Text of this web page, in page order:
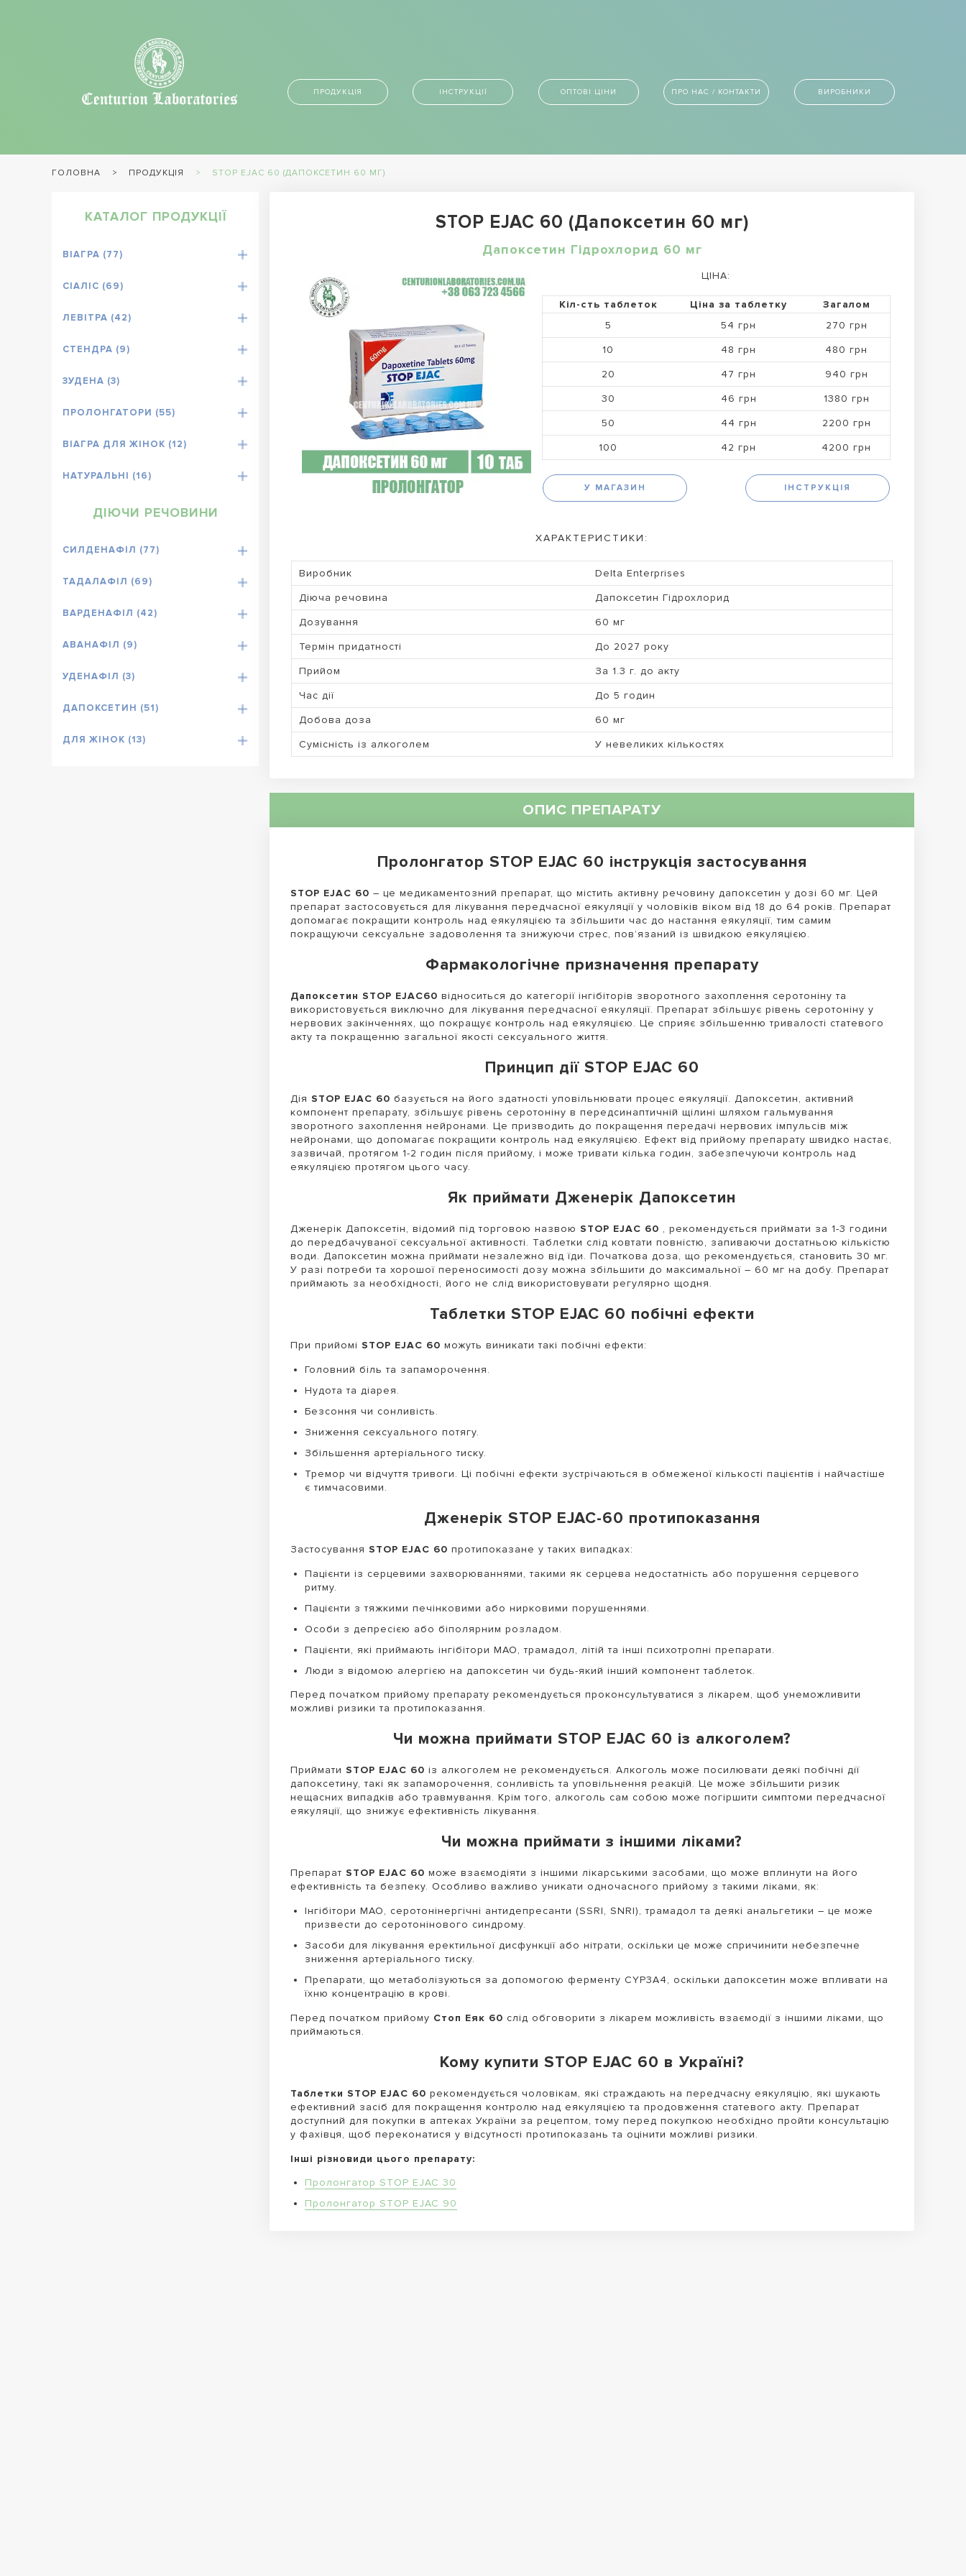
ПРОДУКЦІЯ ІНСТРУКЦІЇ ОПТОВІ ЦІНИ ПРО НАС / КОНТАКТИ ВИРОБНИКИ
ГОЛОВНА ПРОДУКЦІЯ STOP EJAC 60 (ДАПОКСЕТИН 60 МГ)
КАТАЛОГ ПРОДУКЦІЇ
ВІАГРА (77)
СІАЛІС (69)
ЛЕВІТРА (42)
СТЕНДРА (9)
ЗУДЕНА (3)
ПРОЛОНГАТОРИ (55)
ВІАГРА ДЛЯ ЖІНОК (12)
НАТУРАЛЬНІ (16)
ДІЮЧИ РЕЧОВИНИ
СИЛДЕНАФІЛ (77)
ТАДАЛАФІЛ (69)
ВАРДЕНАФІЛ (42)
АВАНАФІЛ (9)
УДЕНАФІЛ (3)
ДАПОКСЕТИН (51)
ДЛЯ ЖІНОК (13)
STOP EJAC 60 (Дапоксетин 60 мг)
Дапоксетин Гідрохлорид 60 мг
ЦІНА:
Кіл-сть таблеток Ціна за таблетку
Загалом
5
54 грн
270 грн
10
48 грн
480 грн
20
47 грн
940 грн
30
46 грн
1380 грн
50
44 грн
2200 грн
100
42 грн 4200 грн
У МАГАЗИН ІНСТРУКЦІЯ
ХАРАКТЕРИСТИКИ:
Виробник
Delta Enterprises
Діюча речовина
Дапоксетин Гідрохлорид
Дозування
60 мг
Термін придатності
До 2027 року
Прийом
За 1.3 г. до акту
Час дії
До 5 годин
Добова доза
60 мг
Сумісність із алкоголем
У невеликих кількостях
ОПИС ПРЕПАРАТУ
Пролонгатор STOP EJAC 60 інструкція застосування
STOP EJAC 60 – це медикаментозний препарат, що містить активну речовину дапоксетин у дозі 60 мг. Цей
препарат застосовується для лікування передчасної еякуляції у чоловіків віком від 18 до 64 років. Препарат
допомагає покращити контроль над еякуляцією та збільшити час до настання еякуляції, тим самим
покращуючи сексуальне задоволення та знижуючи стрес, пов’язаний із швидкою еякуляцією.
Фармакологічне призначення препарату
Дапоксетин STOP EJAC60 відноситься до категорії інгібіторів зворотного захоплення серотоніну та
використовується виключно для лікування передчасної еякуляції. Препарат збільшує рівень серотоніну у
нервових закінченнях, що покращує контроль над еякуляцією. Це сприяє збільшенню тривалості статевого
акту та покращенню загальної якості сексуального життя.
Принцип дії STOP EJAC 60
Дія STOP EJAC 60 базується на його здатності уповільнювати процес еякуляції. Дапоксетин, активний
компонент препарату, збільшує рівень серотоніну в передсинаптичній щілині шляхом гальмування
зворотного захоплення нейронами. Це призводить до покращення передачі нервових імпульсів між
нейронами, що допомагає покращити контроль над еякуляцією. Ефект від прийому препарату швидко настає,
зазвичай, протягом 1-2 годин після прийому, і може тривати кілька годин, забезпечуючи контроль над
еякуляцією протягом цього часу.
Як приймати Дженерік Дапоксетин
Дженерік Дапоксетін, відомий під торговою назвою STOP EJAC 60 , рекомендується приймати за 1-3 години
до передбачуваної сексуальної активності. Таблетки слід ковтати повністю, запиваючи достатньою кількістю
води. Дапоксетин можна приймати незалежно від їди. Початкова доза, що рекомендується, становить 30 мг.
У разі потреби та хорошої переносимості дозу можна збільшити до максимальної – 60 мг на добу. Препарат
приймають за необхідності, його не слід використовувати регулярно щодня.
Таблетки STOP EJAC 60 побічні ефекти
При прийомі STOP EJAC 60 можуть виникати такі побічні ефекти:
Головний біль та запаморочення.
Нудота та діарея.
Безсоння чи сонливість.
Зниження сексуального потягу.
Збільшення артеріального тиску.
Тремор чи відчуття тривоги. Ці побічні ефекти зустрічаються в обмеженої кількості пацієнтів і найчастіше
є тимчасовими.
Дженерік STOP EJAC-60 протипоказання
Застосування STOP EJAC 60 протипоказане у таких випадках:
Пацієнти із серцевими захворюваннями, такими як серцева недостатність або порушення серцевого
ритму.
Пацієнти з тяжкими печінковими або нирковими порушеннями.
Особи з депресією або біполярним розладом.
Пацієнти, які приймають інгібітори МАО, трамадол, літій та інші психотропні препарати.
Люди з відомою алергією на дапоксетин чи будь-який інший компонент таблеток.
Перед початком прийому препарату рекомендується проконсультуватися з лікарем, щоб унеможливити
можливі ризики та протипоказання.
Чи можна приймати STOP EJAC 60 із алкоголем?
Приймати STOP EJAC 60 із алкоголем не рекомендується. Алкоголь може посилювати деякі побічні дії
дапоксетину, такі як запаморочення, сонливість та уповільнення реакцій. Це може збільшити ризик
нещасних випадків або травмування. Крім того, алкоголь сам собою може погіршити симптоми передчасної
еякуляції, що знижує ефективність лікування.
Чи можна приймати з іншими ліками?
Препарат STOP EJAC 60 може взаємодіяти з іншими лікарськими засобами, що може вплинути на його
ефективність та безпеку. Особливо важливо уникати одночасного прийому з такими ліками, як:
Інгібітори МАО, серотонінергічні антидепресанти (SSRI, SNRI), трамадол та деякі анальгетики – це може
призвести до серотонінового синдрому.
Засоби для лікування еректильної дисфункції або нітрати, оскільки це може спричинити небезпечне
зниження артеріального тиску.
Препарати, що метаболізуються за допомогою ферменту CYP3A4, оскільки дапоксетин може впливати на
їхню концентрацію в крові.
Перед початком прийому Стоп Еяк 60 слід обговорити з лікарем можливість взаємодії з іншими ліками, що
приймаються.
Кому купити STOP EJAC 60 в Україні?
Таблетки STOP EJAC 60 рекомендується чоловікам, які страждають на передчасну еякуляцію, які шукають
ефективний засіб для покращення контролю над еякуляцією та продовження статевого акту. Препарат
доступний для покупки в аптеках України за рецептом, тому перед покупкою необхідно пройти консультацію
у фахівця, щоб переконатися у відсутності протипоказань та оцінити можливі ризики.
Інші різновиди цього препарату:
Пролонгатор STOP EJAC 30
Пролонгатор STOP EJAC 90